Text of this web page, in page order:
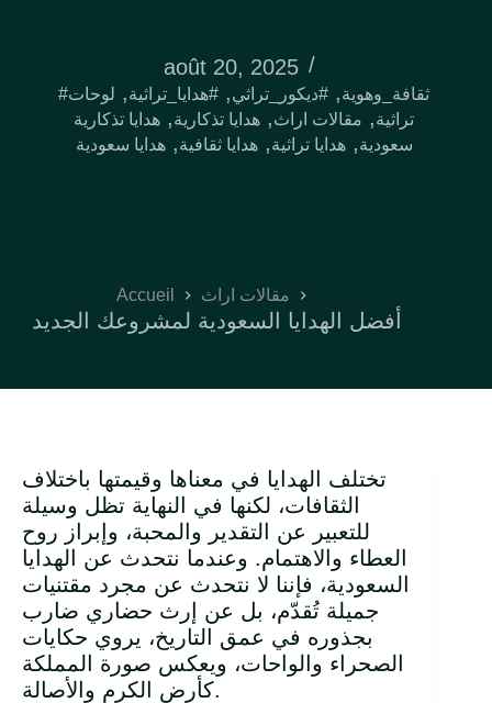
août 20, 2025
#ثقافة_وهوية, #ديكور_تراثي, #هدايا_تراثية, لوحات
تراثية, مقالات اراث, هدايا تذكارية, هدايا تذكارية
سعودية,هدايا تراثية,هدايا ثقافية,هدايا سعودية
Accueil مقالات اراث
أفضل الهدايا السعودية لمشروعك الجديد
تختلف الهدايا في معناها وقيمتها باختلاف
الثقافات، لكنها في النهاية تظل وسيلة
للتعبير عن التقدير والمحبة، وإبراز روح
العطاء والاهتمام. وعندما نتحدث عن الهدايا
السعودية، فإننا لا نتحدث عن مجرد مقتنيات
جميلة تُقدّم، بل عن إرث حضاري ضارب
بجذوره في عمق التاريخ، يروي حكايات
الصحراء والواحات، ويعكس صورة المملكة
كأرض الكرم والأصالة.